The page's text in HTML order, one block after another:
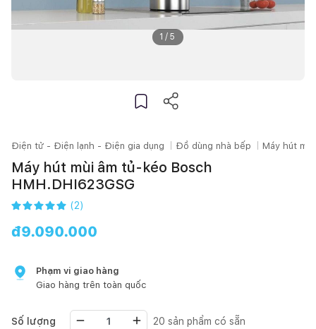
1 / 5
Điện tử - Điện lạnh - Điện gia dụng Đồ dùng nhà bếp Máy hút mùi
Máy hút mùi âm tủ-kéo Bosch
HMH.DHI623GSG
(2)
đ9.090.000
Phạm vi giao hàng
Giao hàng trên toàn quốc
Số lượng 20 sản phẩm có sẵn